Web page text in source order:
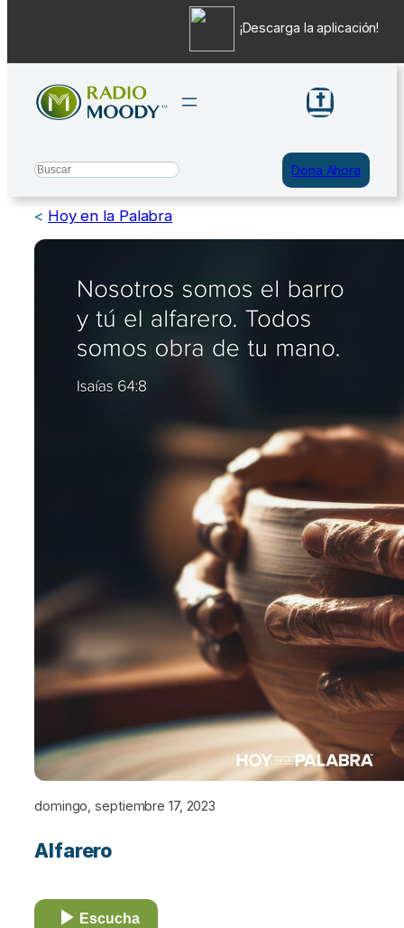
contenido
Search Dona Ahora
< Hoy en la Palabra
domingo, septiembre 17, 2023
Alfarero
Escucha
¡Descarga la aplicación!